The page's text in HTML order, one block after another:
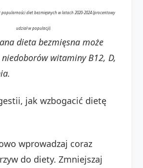
popularności diet bezmięsnych w latach 2020-2024 (procentowy
udział w populacji).
dieta bezmięsna może
witaminy B12, D,
jak wzbogacić dietę
wprowadzaj coraz
do diety. Zmniejszaj